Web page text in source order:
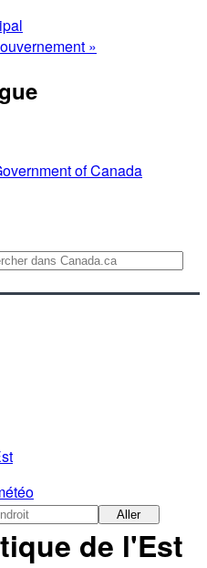
»
of Canada
Aller
de l'Est